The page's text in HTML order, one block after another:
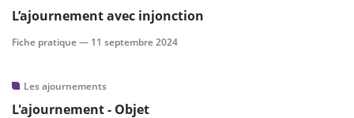
L’ajournement avec injonction
Fiche pratique — 11 septembre 2024
Les ajournements
L'ajournement - Objet